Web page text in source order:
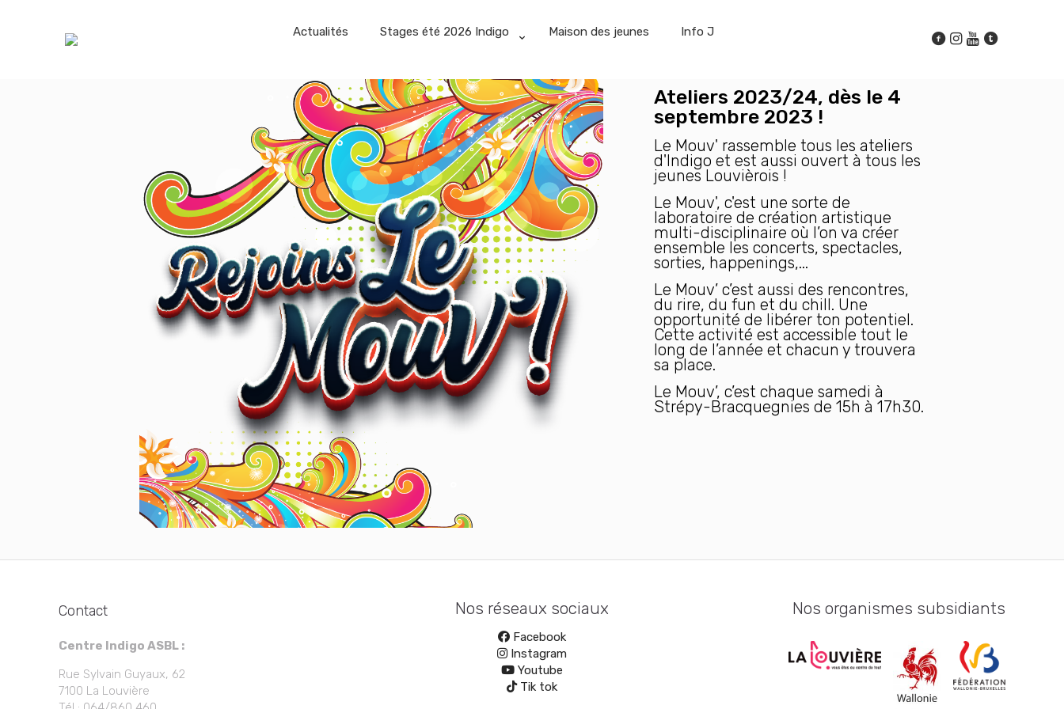
Actualités Stages été 2026 Indigo Maison des jeunes Info J
Ateliers 2023/24, dès le 4
septembre 2023 !
Le Mouv' rassemble tous les ateliers
d'Indigo et est aussi ouvert à tous les
jeunes Louvièrois !
Le Mouv', c'est une sorte de
laboratoire de création artistique
multi-disciplinaire où l’on va créer
ensemble les concerts, spectacles,
sorties, happenings,...
Le Mouv’ c’est aussi des rencontres,
du rire, du fun et du chill. Une
opportunité de libérer ton potentiel.
Cette activité est accessible tout le
long de l’année et chacun y trouvera
sa place.
Le Mouv’, c’est chaque samedi à
Strépy-Bracquegnies de 15h à 17h30.
Contact
Centre Indigo ASBL :
Rue Sylvain Guyaux, 62
7100 La Louvière
Nos réseaux sociaux
Facebook
Instagram
Youtube
Tik tok
Nos organismes subsidiants